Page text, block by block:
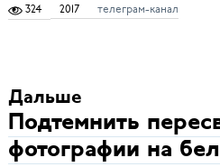
324 2017 телеграм-канал
Дальше
Подтемнить
фотографии на